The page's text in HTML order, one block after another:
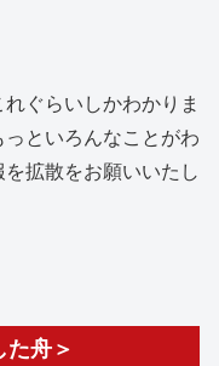
ぐらいしかわかりま
といろんなことがわ
拡散をお願いいたし
舟＞